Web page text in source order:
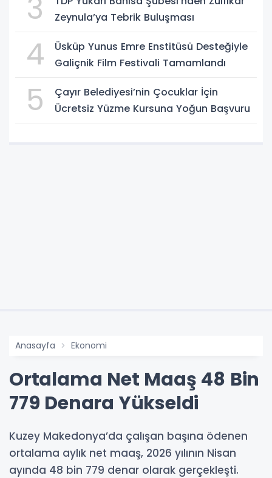
3
Zeynula’ya Tebrik Buluşması
4
Üsküp Yunus Emre Enstitüsü Desteğiyle
Galiçnik Film Festivali Tamamlandı
5
Çayır Belediyesi’nin Çocuklar İçin
Ücretsiz Yüzme Kursuna Yoğun Başvuru
Anasayfa Ekonomi
Ortalama Net Maaş 48 Bin
779 Denara Yükseldi
Kuzey Makedonya’da çalışan başına ödenen
ortalama aylık net maaş, 2026 yılının Nisan
ayında 48 bin 779 denar olarak gerçekleşti.